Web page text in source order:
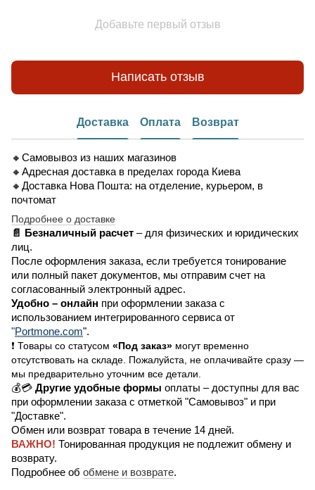
Добавьте первый отзыв
Написать отзыв
Доставка Оплата Возврат
🔸Самовывоз из наших магазинов
🔸Адресная доставка в пределах города Киева
🔸Доставка Нова Пошта: на отделение, курьером, в
почтомат
Подробнее о доставке
📄 Безналичный расчет – для физических и юридических
лиц.
После оформления заказа, если требуется тонирование
или полный пакет документов, мы отправим счет на
согласованный электронный адрес.
Удобно – онлайн при оформлении заказа с
использованием интегрированного сервиса от
"Portmone.com".
❗ Товары со статусом «Под заказ» могут временно
отсутствовать на складе. Пожалуйста, не оплачивайте сразу —
мы предварительно уточним все детали.
💰💳 Другие удобные формы оплаты – доступны для вас
при оформлении заказа с отметкой "Самовывоз" и при
"Доставке".
Обмен или возврат товара в течение 14 дней.
ВАЖНО! Тонированная продукция не подлежит обмену и
возврату.
Подробнее об обмене и возврате.